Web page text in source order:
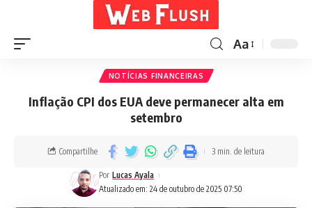
Aa
NOTÍCIAS FINANCEIRAS
Inflação CPI dos EUA deve permanecer alta em
setembro
Atualizado em: 24 de outubro de 2025 07:50
Por Lucas Ayala
Compartilhe 3 min. de leitura